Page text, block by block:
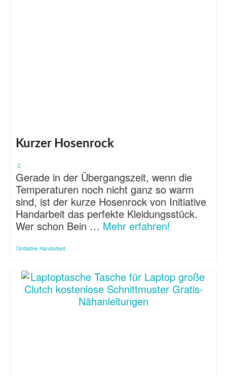
Kurzer Hosenrock
Gerade in der Übergangszeit, wenn die
Temperaturen noch nicht ganz so warm
sind, ist der kurze Hosenrock von Initiative
Handarbeit das perfekte Kleidungsstück.
Wer schon Bein … Mehr erfahren!
Initiative Handarbeit